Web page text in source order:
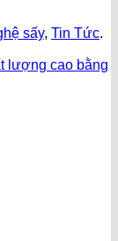
sấy, Tin Tức.
lượng cao bằng